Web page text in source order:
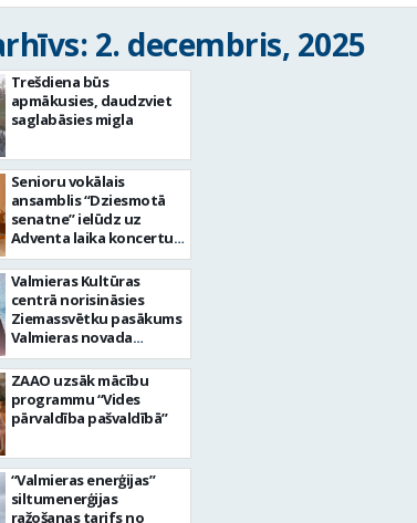
2. decembris, 2025
Trešdiena būs
apmākusies, daudzviet
saglabāsies migla
Senioru vokālais
ansamblis “Dziesmotā
senatne” ielūdz uz
Adventa laika koncertu
“No sirds uz sirdi”
Valmieras Kultūras
centrā norisināsies
Ziemassvētku pasākums
Valmieras novada
senioriem
ZAAO uzsāk mācību
programmu “Vides
pārvaldība pašvaldībā”
“Valmieras enerģijas”
siltumenerģijas
ražošanas tarifs no